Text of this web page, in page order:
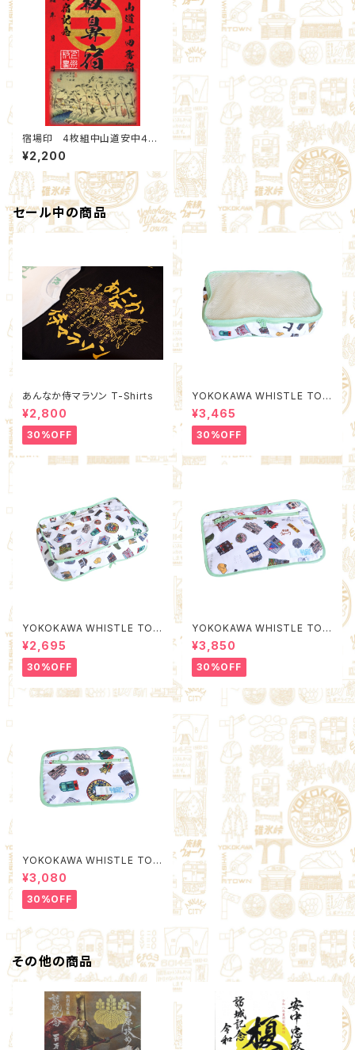
宿場印 4枚組中山道安中４宿
場 Aセット：北群馬甲冑工房×
安中市観光機構
¥2,200
セール中の商品
あんなか侍マラソン T-Shirts
¥2,800
30%OFF
YOKOKAWA WHISTLE TOW
N Packing Organizer M (Qu
ality Control by EACHTIME.
¥3,465
30%OFF
YOKOKAWA WHISTLE TOW
N Packing Organizer S (Qu
ality Control by EACHTIME.
¥2,695
30%OFF
YOKOKAWA WHISTLE TOW
N Poach L (Quality Control
by EACHTIME. )
¥3,850
30%OFF
YOKOKAWA WHISTLE TOW
N Poach M (Quality Control
by EACHTIME. )
¥3,080
30%OFF
その他の商品